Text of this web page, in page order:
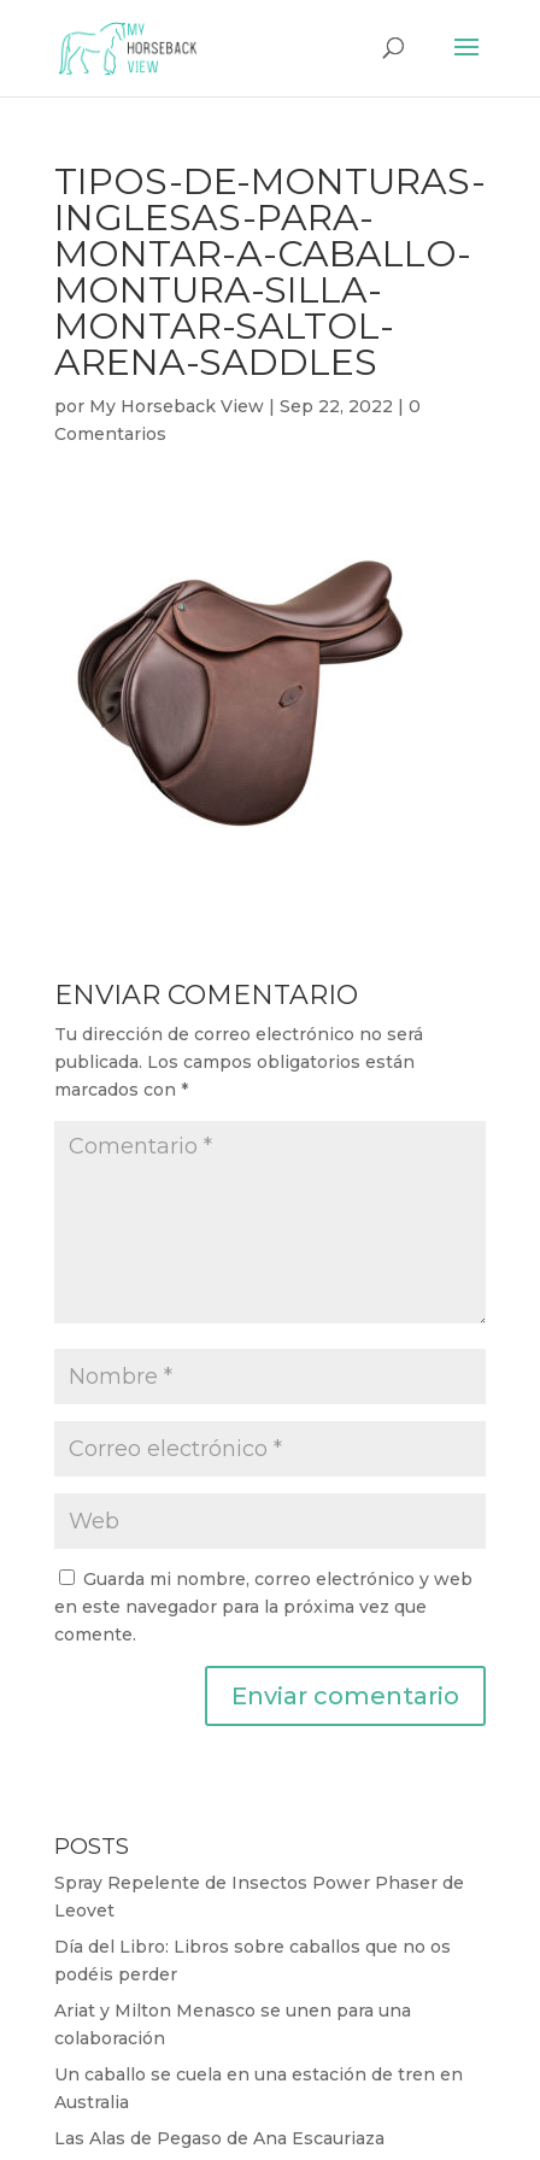
TIPOS-DE-MONTURAS-
INGLESAS-PARA-
MONTAR-A-CABALLO-
MONTURA-SILLA-
MONTAR-SALTOL-
ARENA-SADDLES
por My Horseback View| Sep 22, 2022 | 0
Comentarios
ENVIAR COMENTARIO
Tu dirección de correo electrónico no será
publicada. Los campos obligatorios están
marcados con *
Guarda mi nombre, correo electrónico y web
en este navegador para la próxima vez que
comente.
POSTS
Spray Repelente de Insectos Power Phaser de
Leovet
Día del Libro: Libros sobre caballos que no os
podéis perder
Ariat y Milton Menasco se unen para una
colaboración
Un caballo se cuela en una estación de tren en
Australia
Las Alas de Pegaso de Ana Escauriaza